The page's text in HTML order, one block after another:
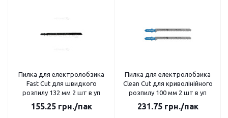
Пилка для електролобзика
Fast Cut для швидкого
розпилу 132 мм 2 шт в уп
155.25грн./пак
Пилка для електролобзика
Сlean Cut для криволінійного
розпилу 100 мм 2 шт в уп
231.75грн./пак